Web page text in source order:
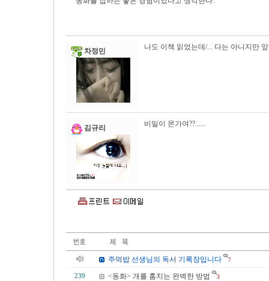
차정민 나도 이책 읽었는데/... 다는 아니지만
김규리 비밀이 몬가여??......
주먹밥 선생님의 독서 기록장입니다 7
239 <동화> 개를 훔치는 완벽한 방법 3